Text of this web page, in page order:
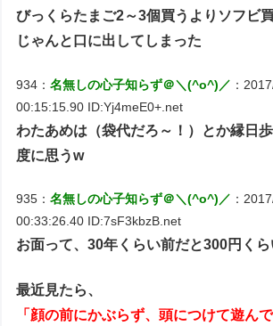
びっくらたまご2～3個買うよりソフビ
じゃんと口に出してしまった
934：名無しの心子知らず＠＼(^o^)／ ：
00:15:15.90 ID:Yj4meE0+.net
わたあめは（袋代だろ～！）とか縁日
度に思うw
935：名無しの心子知らず＠＼(^o^)／ ：
00:33:26.40 ID:7sF3kbzB.net
お面って、30年くらい前だと300円くら
最近見たら、
「顔の前にかぶらず、頭につけて遊ん